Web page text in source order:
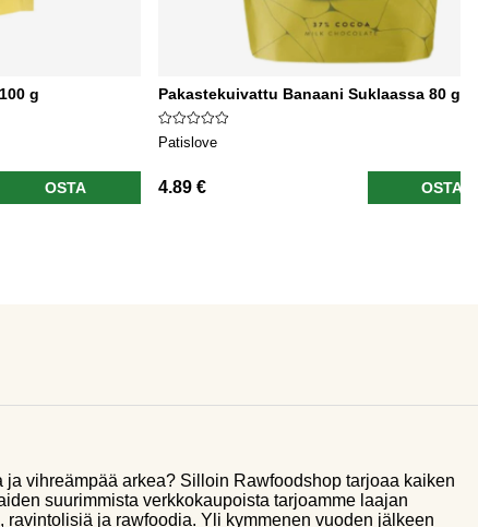
g
OSTA
Pakastekuivattu Banaani Suklaassa 80 g
Patislove
4.89 € OSTA
vihreämpää arkea? Silloin Rawfoodshop tarjoaa kaiken
suurimmista verkkokaupoista tarjoamme laajan
ja rawfoodia. Yli kymmenen vuoden jälkeen